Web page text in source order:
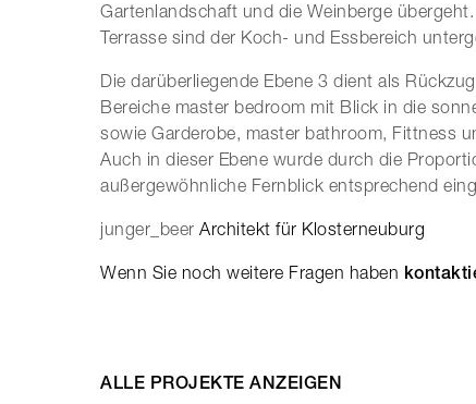
Gartenlandschaft und die Weinberge
Terrasse sind der Koch- und Essbereich
Die darüberliegende Ebene 3 dient als
Bereiche master bedroom mit Blick in die
sowie Garderobe, master bathroom, Fittness
Auch in dieser Ebene wurde durch die
außergewöhnliche Fernblick entsprechend
junger_beer Architekt für Klosterneuburg
Wenn Sie noch weitere Fragen haben
ALLE PROJEKTE ANZEIGEN